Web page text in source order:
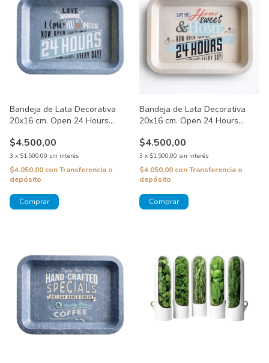
Bandeja de Lata Decorativa
20x16 cm. Open 24 Hours
$4.500,00
3 x $1.500,00 sin interés
$4.050,00 conTransferencia o
depósito
Bandeja de Lata Decorativa
20x16 cm. Open 24 Hours
$4.500,00
3 x $1.500,00 sin interés
$4.050,00 conTransferencia o
depósito